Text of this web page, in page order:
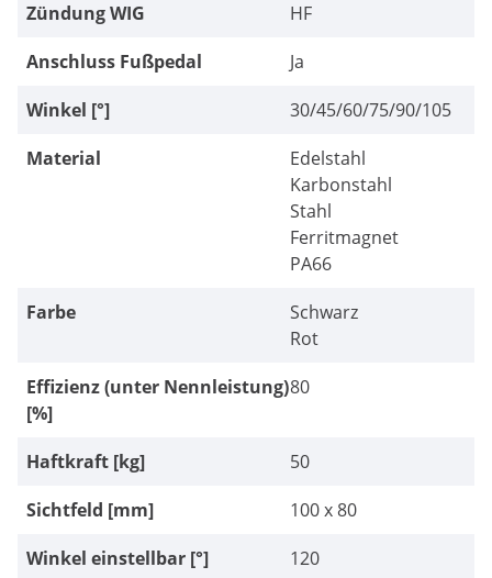
Zündung WIG
HF
Anschluss Fußpedal
Ja
Winkel [°]
30/45/60/75/90/105
Material
Edelstahl
Karbonstahl
Stahl
Ferritmagnet
PA66
Farbe
Schwarz
Rot
Effizienz (unter Nennleistung)
[%]
80
Haftkraft [kg]
50
Sichtfeld [mm]
100 x 80
Winkel einstellbar [°]
120